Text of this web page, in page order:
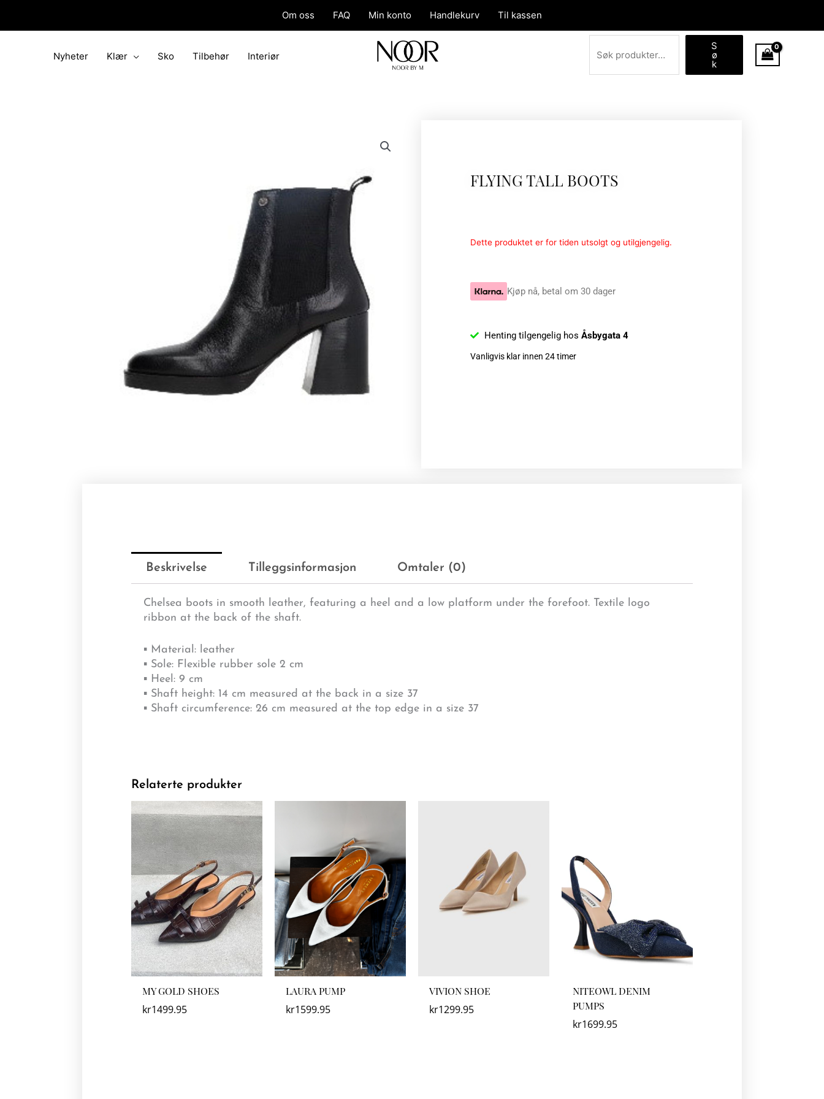
Om oss FAQ Min konto Handlekurv Til kassen
Nyheter Klær Sko Tilbehør Interiør
Søk
S
ø
k
FLYING TALL BOOTS
Dette produktet er for tiden utsolgt og utilgjengelig.
Kjøp nå, betal om 30 dager
Henting tilgengelig hos Åsbygata 4
Vanligvis klar innen 24 timer
Beskrivelse Tilleggsinformasjon Omtaler (0)
Chelsea boots in smooth leather, featuring a heel and a low platform under the forefoot. Textile logo
ribbon at the back of the shaft.
▪ Material: leather
▪ Sole: Flexible rubber sole 2 cm
▪ Heel: 9 cm
▪ Shaft height: 14 cm measured at the back in a size 37
▪ Shaft circumference: 26 cm measured at the top edge in a size 37
Relaterte produkter
MY GOLD SHOES
kr1499.95
LAURA PUMP
kr1599.95
VIVION SHOE
kr1299.95
NITEOWL DENIM
PUMPS
kr1699.95